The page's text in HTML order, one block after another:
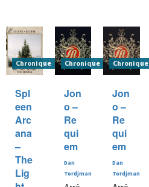
Chronique
Spl
een
Arc
ana
–
The
Lig
Chronique
Jon
o –
Re
qui
em
Dan
Tordjman
Chronique
Jon
o –
Re
qui
em
Dan
Tordjman